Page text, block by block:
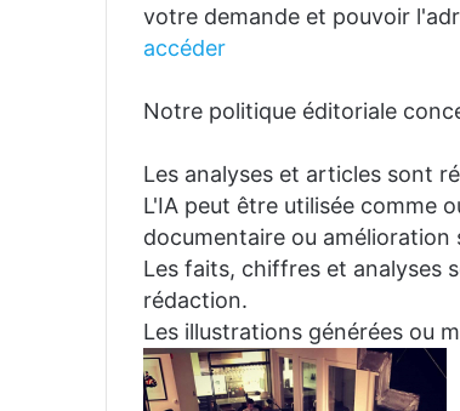
votre demande et pouvoir
accéder
Notre politique éditoriale
Les analyses et articles sont
L'IA peut être utilisée comme
documentaire ou amélioration
Les faits, chiffres et analyses
rédaction.
Les illustrations générées ou